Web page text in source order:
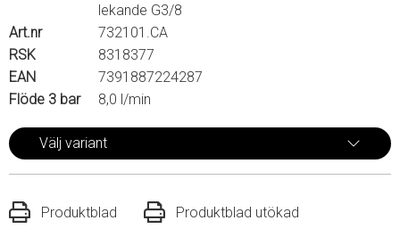
lekande G3/8
Art.nr
732101.CA
RSK
8318377
EAN
7391887224287
Flöde 3 bar
8,0 l/min
Välj variant
Produktblad Produktblad utökad